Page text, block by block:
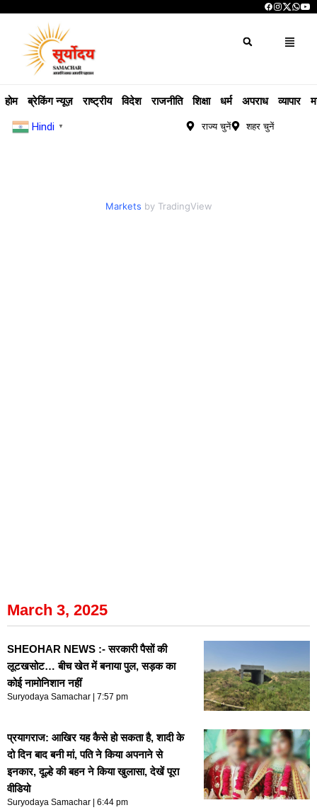
होम ब्रेकिंग न्यूज़ राष्ट्रीय विदेश राजनीति शिक्षा धर्म अपराध व्यापार
Hindi ▼ राज्य चुनें शहर चुनें
Markets by TradingView
March 3, 2025
SHEOHAR NEWS :- सरकारी पैसों की
लूटखसोट… बीच खेत में बनाया पुल, सड़क का
कोई नामोनिशान नहीं
Suryodaya Samachar 7:57 pm
प्रयागराज: आखिर यह कैसे हो सकता है, शादी के
दो दिन बाद बनी मां, पति ने किया अपनाने से
इनकार, दूल्हे की बहन ने किया खुलासा, देखें पूरा
वीडियो
Suryodaya Samachar 6:44 pm